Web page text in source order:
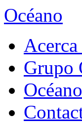
Océano
Acerca
Grupo